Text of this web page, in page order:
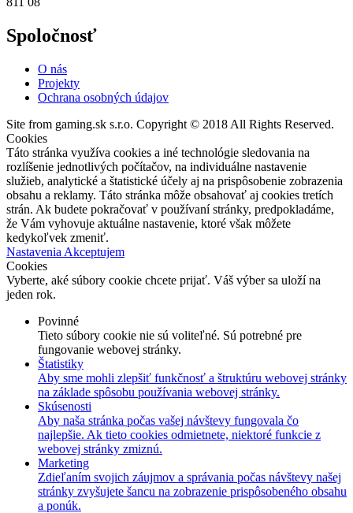
Spoločnosť
O nás
Projekty
Ochrana osobných údajov
Site from gaming.sk s.r.o. Copyright © 2018 All Rights Reserved.
Cookies
Táto stránka využíva cookies a iné technológie sledovania na
rozlíšenie jednotlivých počítačov, na individuálne nastavenie
služieb, analytické a štatistické účely aj na prispôsobenie zobrazenia
obsahu a reklamy. Táto stránka môže obsahovať aj cookies tretích
strán. Ak budete pokračovať v používaní stránky, predpokladáme,
že Vám vyhovuje aktuálne nastavenie, ktoré však môžete
kedykoľvek zmeniť.
Nastavenia Akceptujem
Cookies
Vyberte, aké súbory cookie chcete prijať. Váš výber sa uloží na
jeden rok.
Povinné
Tieto súbory cookie nie sú voliteľné. Sú potrebné pre
fungovanie webovej stránky.
Štatistiky
Aby sme mohli zlepšiť funkčnosť a štruktúru webovej stránky
na základe spôsobu používania webovej stránky.
Skúsenosti
Aby naša stránka počas vašej návštevy fungovala čo
najlepšie. Ak tieto cookies odmietnete, niektoré funkcie z
webovej stránky zmiznú.
Marketing
Zdieľaním svojich záujmov a správania počas návštevy našej
stránky zvyšujete šancu na zobrazenie prispôsobeného obsahu
a ponúk.